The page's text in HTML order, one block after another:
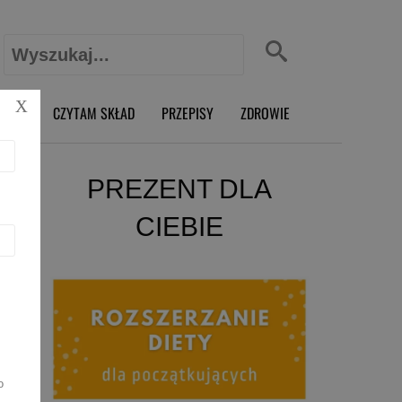
Szukaj:
RD CZYTAM SKŁAD PRZEPISY ZDROWIE
PREZENT DLA
CIEBIE
X